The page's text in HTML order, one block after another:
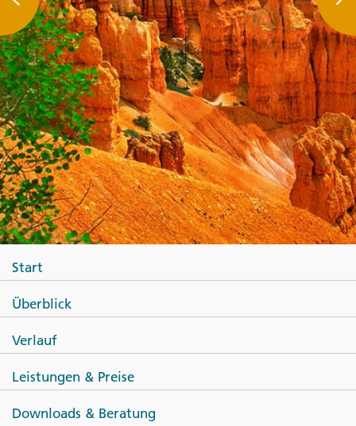
Start
Überblick
Verlauf
Leistungen & Preise
Downloads & Beratung